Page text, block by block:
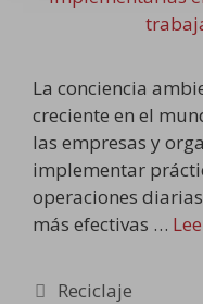
La conciencia
creciente en el
las empresas y
implementar
operaciones
más efectivas …
Categorías
Reciclaje